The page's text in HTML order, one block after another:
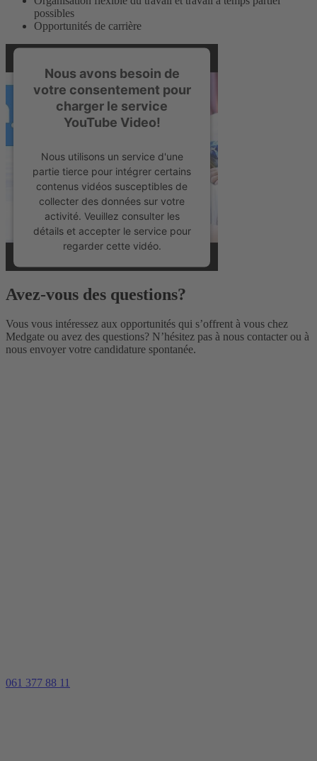
possibles
Opportunités de carrière
Nous avons besoin de
votre consentement pour
charger le service
YouTube Video!
Nous utilisons un service d'une
partie tierce pour intégrer certains
contenus vidéos susceptibles de
collecter des données sur votre
activité. Veuillez consulter les
détails et accepter le service pour
regarder cette vidéo.
powered byUsercentrics Consent
Management Platform
Avez-vous des questions?
Vous vous intéressez aux opportunités qui s’offrent à vous chez
Medgate ou avez des questions? N’hésitez pas à nous contacter ou à
nous envoyer votre candidature spontanée.
061 377 88 11